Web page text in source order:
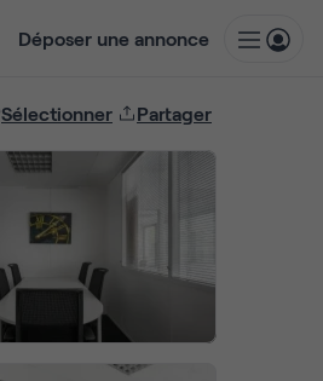
Déposer une annonce
Sélectionner Partager